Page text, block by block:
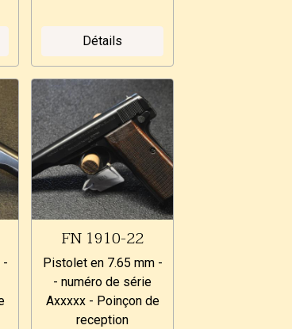
Détails
-
FN 1910-22
Pistolet en 7.65 mm -
- numéro de série
Axxxxx - Poinçon de
reception